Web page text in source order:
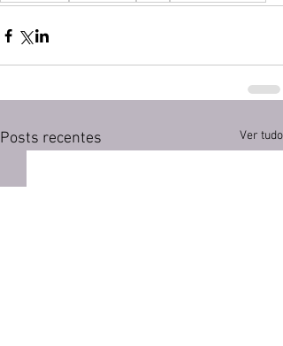
Posts recentes Ver tudo